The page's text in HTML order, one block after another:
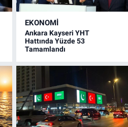
EKONOMİ
Ankara Kayseri YHT
Hattında Yüzde 53
Tamamlandı